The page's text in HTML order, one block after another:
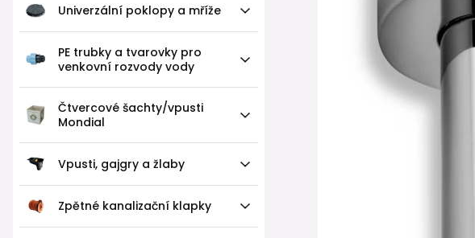
Univerzální poklopy a mříže
PE trubky a tvarovky pro
venkovní rozvody vody
Čtvercové šachty/vpusti
Mondial
Vpusti, gajgry a žlaby
Zpětné kanalizační klapky